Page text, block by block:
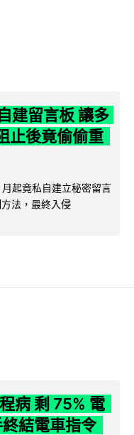
建留言板 讓多
止後竟偷偷重
起竟私自建立秘密留言
法，最終入侵
病 剩 75% 電
結電車指令